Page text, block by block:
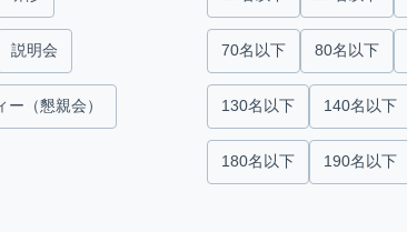
説明会
ー（懇親会）
70名以下 80名以下
130名以下 140名以下
180名以下 190名以下